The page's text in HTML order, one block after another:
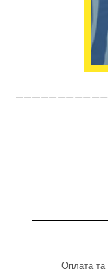
Оплата та